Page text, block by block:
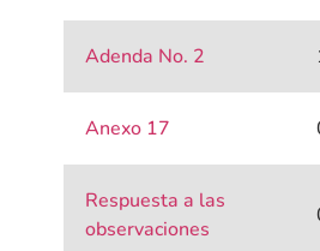
Adenda No. 2
Anexo 17
Respuesta a las
observaciones